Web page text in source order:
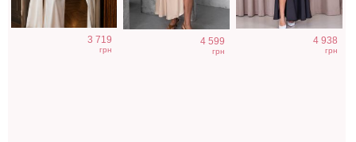
3 719
грн
4 599
грн
4 938
грн
Вечернее
нарядное
Светлое бежевое
платье на
короткий рукав
Голубое
нарядное